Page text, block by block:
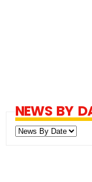
NEWS BY